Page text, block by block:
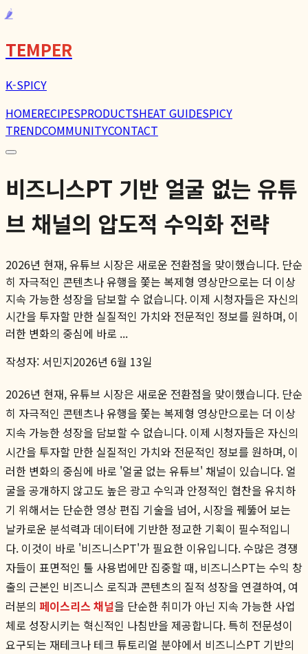
🌶️
TEMPER
K-SPICY
HOMERECIPESPRODUCTSHEAT GUIDESPICY
TRENDCOMMUNITYCONTACT
비즈니스PT 기반 얼굴 없는 유튜
브 채널의 압도적 수익화 전략
2026년 현재, 유튜브 시장은 새로운 전환점을 맞이했습니다. 단순
히 자극적인 콘텐츠나 유행을 쫓는 복제형 영상만으로는 더 이상
지속 가능한 성장을 담보할 수 없습니다. 이제 시청자들은 자신의
시간을 투자할 만한 실질적인 가치와 전문적인 정보를 원하며, 이
러한 변화의 중심에 바로 ...
작성자: 서민지2026년 6월 13일
2026년 현재, 유튜브 시장은 새로운 전환점을 맞이했습니다. 단순
히 자극적인 콘텐츠나 유행을 쫓는 복제형 영상만으로는 더 이상
지속 가능한 성장을 담보할 수 없습니다. 이제 시청자들은 자신의
시간을 투자할 만한 실질적인 가치와 전문적인 정보를 원하며, 이
러한 변화의 중심에 바로 '얼굴 없는 유튜브' 채널이 있습니다. 얼
굴을 공개하지 않고도 높은 광고 수익과 안정적인 협찬을 유치하
기 위해서는 단순한 영상 편집 기술을 넘어, 시장을 꿰뚫어 보는
날카로운 분석력과 데이터에 기반한 정교한 기획이 필수적입니
다. 이것이 바로 '비즈니스PT'가 필요한 이유입니다. 수많은 경쟁
자들이 표면적인 툴 사용법에만 집중할 때, 비즈니스PT는 수익 창
출의 근본인 비즈니스 로직과 콘텐츠의 질적 성장을 연결하여, 여
러분의 페이스리스 채널을 단순한 취미가 아닌 지속 가능한 사업
체로 성장시키는 혁신적인 나침반을 제공합니다. 특히 전문성이
요구되는 재테크나 테크 튜토리얼 분야에서 비즈니스PT 기반의